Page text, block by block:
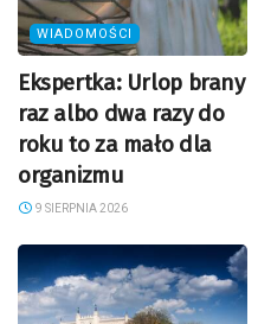
WIADOMOŚCI
Ekspertka: Urlop brany
raz albo dwa razy do
roku to za mało dla
organizmu
9 SIERPNIA 2026